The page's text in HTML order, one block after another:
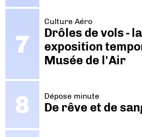
Culture Aéro
Drôles de vols -
exposition
Musée de l'Air
Dépose minute
De rêve et de